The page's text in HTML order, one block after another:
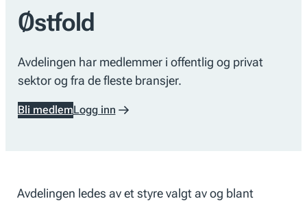
Østfold
Avdelingen har medlemmer i offentlig og privat
sektor og fra de fleste bransjer.
Bli medlemLogg inn
Avdelingen ledes av et styre valgt av og blant